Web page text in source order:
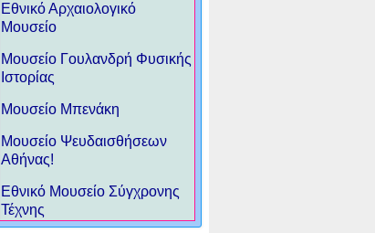
Eθνικό Αρχαιολογικό
Μουσείο
Μουσείο Γουλανδρή Φυσικής
Ιστορίας
Μουσείο Μπενάκη
Μουσείο Ψευδαισθήσεων
Αθήνας!
Εθνικό Μουσείο Σύγχρονης
Τέχνης